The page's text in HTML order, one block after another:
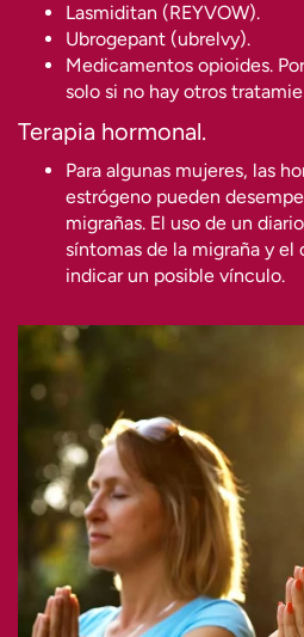
Lasmiditan (REYVOW).
Ubrogepant (ubrelvy).
Medicamentos opioides.
solo si no hay otros
Terapia hormonal.
Para algunas mujeres, las
estrógeno pueden
migrañas. El uso de un
síntomas de la migraña y
indicar un posible vínculo.